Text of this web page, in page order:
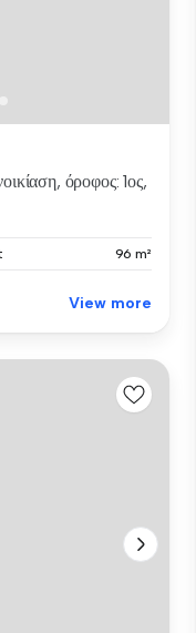
όροφος: 1ος,
96 m²
View more